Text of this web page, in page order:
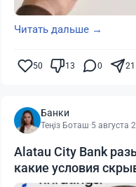
Читать дальше →
50 13 0 21
Банки
Теңіз Боташ·5 августа
Alatau City Bank
какие условия